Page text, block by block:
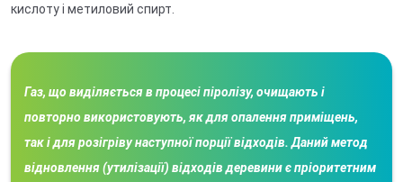
кислоту і метиловий спирт.
Газ, що виділяється в процесі піролізу, очищають і
повторно використовують, як для опалення приміщень,
так і для розігріву наступної порції відходів. Даний метод
відновлення (утилізації) відходів деревини є пріоритетним